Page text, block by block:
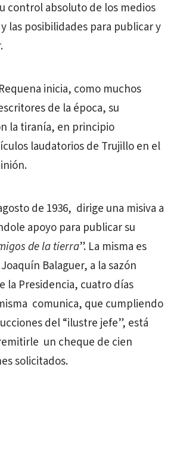
control absoluto de los medios
las posibilidades para publicar y
inicia, como muchos
de la época, su
la tiranía, en principio
laudatorios de Trujillo en el
de 1936, dirige una misiva a
apoyo para publicar su
de la tierra”. La misma es
Balaguer, a la sazón
la Presidencia, cuatro días
comunica, que cumpliendo
del “ilustre jefe”, está
un cheque de cien
solicitados.